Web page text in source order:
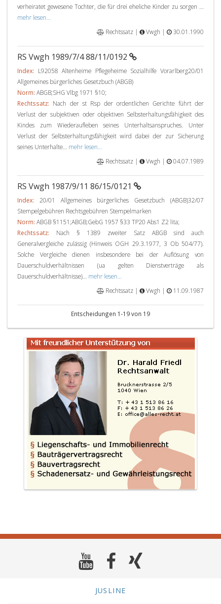
verheiratet gewesene Tochter, die für drei eheliche Kinder zu sorgen ...
mehr lesen...
Rechtssatz |
Vwgh | 30.01.1990
RS Vwgh 1989/7/4 88/11/0192
Index: L92058 Altenheime Pflegeheime Sozialhilfe Vorarlberg20/01
Allgemeines bürgerliches Gesetzbuch (ABGB)
Norm: ABGB;SHG Vlbg 1971 §10;
Rechtssatz: Nach der st Rsp der ordentlichen Gerichte führt der
Verlust der subjektiven oder objektiven Selbsterhaltungsfähigkeit des
Kindes zum Wiederaufleben seines Unterhaltsanspruches. Unter
Verlust der Selbsterhaltungsfähigkeit wird dabei der zur Sicherung
seines Unterhalte... mehr lesen...
Rechtssatz |
Vwgh | 04.07.1989
RS Vwgh 1987/9/11 86/15/0121
Index: 20/01 Allgemeines bürgerliches Gesetzbuch (ABGB)32/07
Stempelgebühren Rechtsgebühren Stempelmarken
Norm: ABGB §1151;ABGB;GebG 1957 §33 TP20 Abs1 Z2 lita;
Rechtssatz: Nach § 1389 zweiter Satz ABGB sind auch
Generalvergleiche zulässig (Hinweis OGH 29.3.1977, 3 Ob 504/77).
Solche Vergleiche dienen insbesondere bei der Auflösung von
Dauerschuldverhältnissen (ua gelten Dienstverträge als
Dauerschuldverhältnisse)... mehr lesen...
Rechtssatz |
Vwgh | 11.09.1987
Entscheidungen 1-19 von 19
JUSLINE